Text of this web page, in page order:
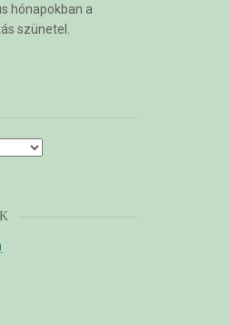
hónapokban a
szünetel.